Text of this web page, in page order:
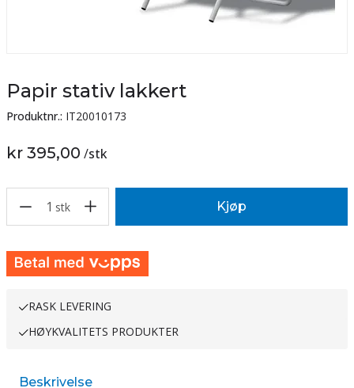
Papir stativ lakkert
Produktnr.: IT20010173
kr 395,00 /stk
1 stk Kjøp
RASK LEVERING
HØYKVALITETS PRODUKTER
Beskrivelse